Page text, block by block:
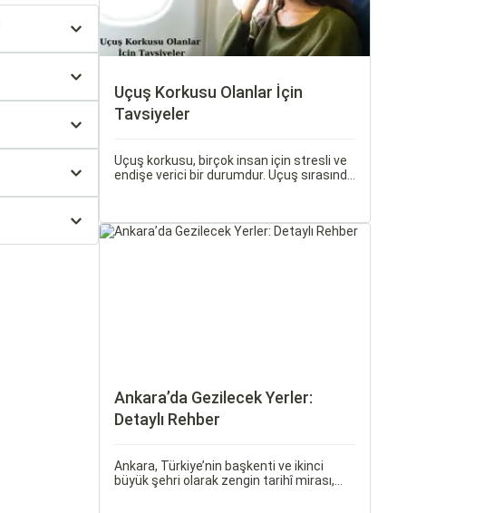
Uçuş Korkusu Olanlar İçin
Tavsiyeler
Uçuş korkusu, birçok insan için stresli ve
endişe verici bir durumdur. Uçuş sırasında
Ankara’da Gezilecek Yerler:
Detaylı Rehber
Ankara, Türkiye’nin başkenti ve ikinci
büyük şehri olarak zengin tarihî mirası,